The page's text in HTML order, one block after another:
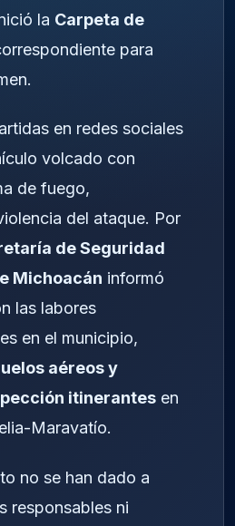
la Carpeta de
para
en redes sociales
volcado con
de fuego,
del ataque. Por
de Seguridad
Michoacán informó
las labores
en el municipio,
aéreos y
itinerantes en
Maravatío.
no se han dado a
responsables ni